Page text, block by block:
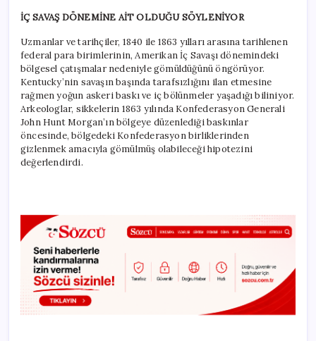
İÇ SAVAŞ DÖNEMİNE AİT OLDUĞU SÖYLENİYOR
Uzmanlar ve tarihçiler, 1840 ile 1863 yılları arasına tarihlenen
federal para birimlerinin, Amerikan İç Savaşı dönemindeki
bölgesel çatışmalar nedeniyle gömüldüğünü öngörüyor.
Kentucky’nin savaşın başında tarafsızlığını ilan etmesine
rağmen yoğun askeri baskı ve iç bölünmeler yaşadığı biliniyor.
Arkeologlar, sikkelerin 1863 yılında Konfederasyon Generali
John Hunt Morgan’ın bölgeye düzenlediği baskınlar
öncesinde, bölgedeki Konfederasyon birliklerinden
gizlenmek amacıyla gömülmüş olabileceği hipotezini
değerlendirdi.